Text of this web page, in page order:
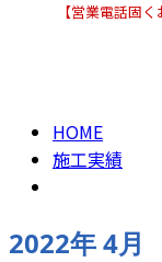
【営業電話固く
HOME
施工実績
2022年 4月